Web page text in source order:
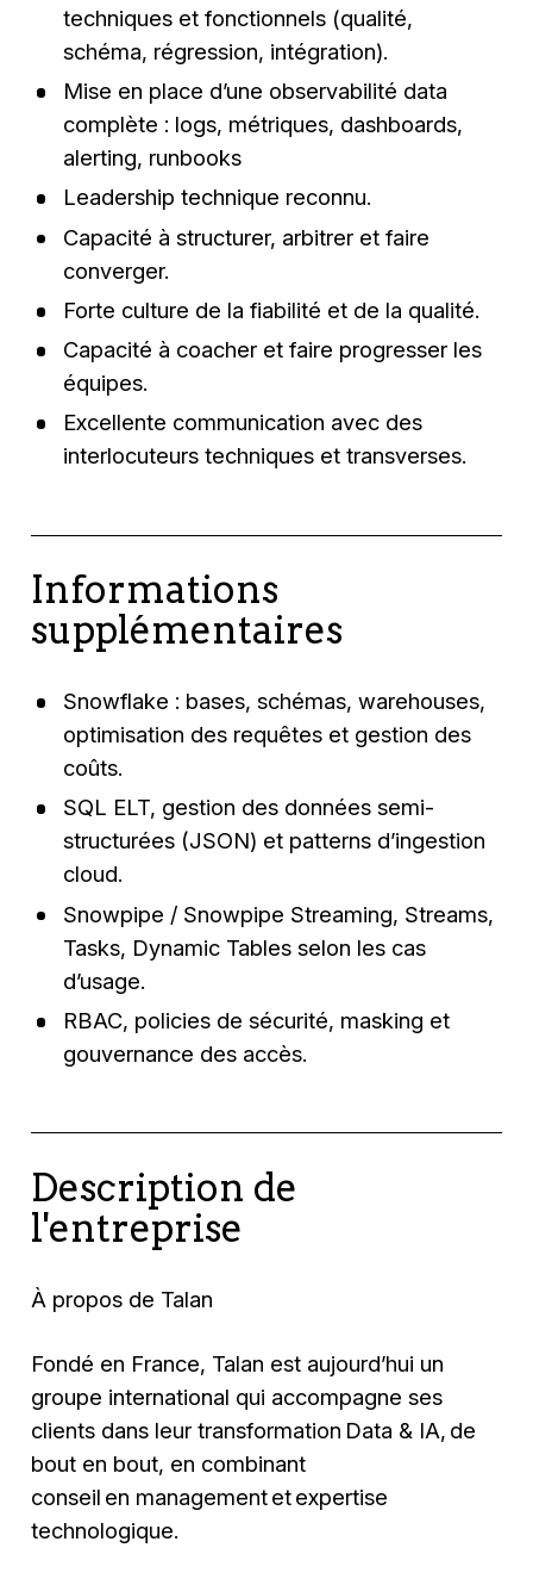
techniques et fonctionnels (qualité,
schéma, régression, intégration).
Mise en place d’une observabilité data
complète : logs, métriques, dashboards,
alerting, runbooks
Leadership technique reconnu.
Capacité à structurer, arbitrer et faire
converger.
Forte culture de la fiabilité et de la qualité.
Capacité à coacher et faire progresser les
équipes.
Excellente communication avec des
interlocuteurs techniques et transverses.
Informations
supplémentaires
Snowflake : bases, schémas, warehouses,
optimisation des requêtes et gestion des
coûts.
SQL ELT, gestion des données semi-
structurées (JSON) et patterns d’ingestion
cloud.
Snowpipe / Snowpipe Streaming, Streams,
Tasks, Dynamic Tables selon les cas
d’usage.
RBAC, policies de sécurité, masking et
gouvernance des accès.
Description de
l'entreprise
À propos de Talan
Fondé en France, Talan est aujourd’hui un
groupe international qui accompagne ses
clients dans leur transformation Data & IA, de
bout en bout, en combinant
conseil en management et expertise
technologique.